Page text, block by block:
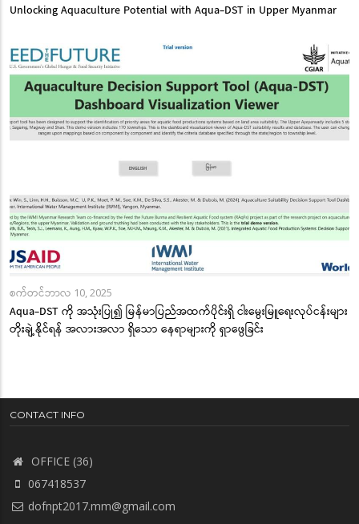
Unlocking Aquaculture Potential with Aqua-DST in Upper Myanmar
စက်တင်ဘာလ 10, 2025
Aqua-DST ကို အသုံးပြု၍ မြန်မာပြည်အထက်ပိုင်းရှိ ငါးမွေးမြူရေးလုပ်ငန်းများ
တိုးချဲ့နိုင်ရန် အလားအလာ ရှိသော နေရာများကို ရှာဖွေခြင်း
CONTACT INFO
OFFICE (36)
067418537
dofnpt2017.mm@gmail.com